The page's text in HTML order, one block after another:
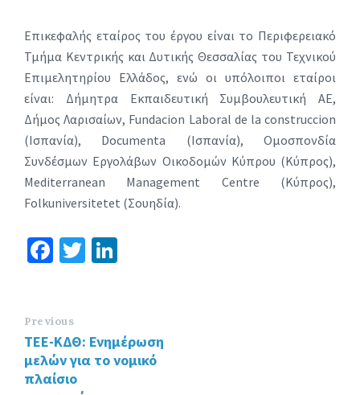
Επικεφαλής εταίρος του έργου είναι το Περιφερειακό
Τμήμα Κεντρικής και Δυτικής Θεσσαλίας του Τεχνικού
Επιμελητηρίου Ελλάδος, ενώ οι υπόλοιποι εταίροι
είναι: Δήμητρα Εκπαιδευτική Συμβουλευτική ΑΕ,
Δήμος Λαρισαίων, Fundacion Laboral de la construccion
(Ισπανία), Documenta (Ισπανία), Ομοσπονδία
Συνδέσμων Εργολάβων Οικοδομών Κύπρου (Κύπρος),
Mediterranean Management Centre (Κύπρος),
Folkuniversitetet (Σουηδία).
Fa
o
o
k
T
dI
n
Previous
ΤΕΕ-ΚΔΘ: Ενημέρωση
μελών για το νομικό
πλαίσιο